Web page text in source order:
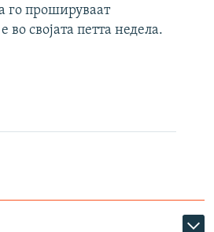
го прошируваат
во својата петта недела.